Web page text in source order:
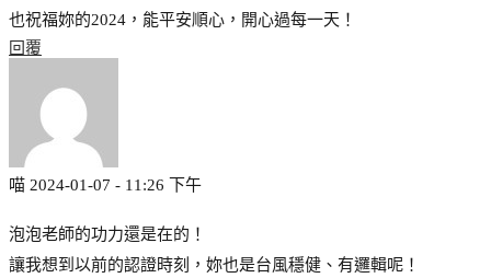
也祝福妳的2024，能平安順心，開心過每一天！
回覆
喵 2024-01-07 - 11:26 下午
泡泡老師的功力還是在的！
讓我想到以前的認證時刻，妳也是台風穩健、有邏輯呢！